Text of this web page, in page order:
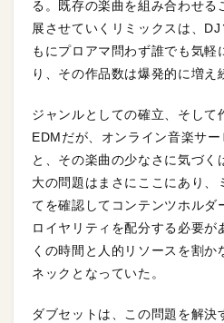
る。既存の楽曲を組み合わせる
展させていくリミックスは、
もにプロアマ問わず誰でも気軽
り、その作品数は爆発的に増え
ジャンルとしての確立、そして
EDMだが、オンライン音楽サ
と、その楽曲の少なさに気づく
大の問題はまさにここにあり、
てを確認してコンテンツホルダ
ロイヤリティを配分する必要が
くの時間と人的リソースを割か
ネックとなっていた。
ダブセットは、この問題を解決